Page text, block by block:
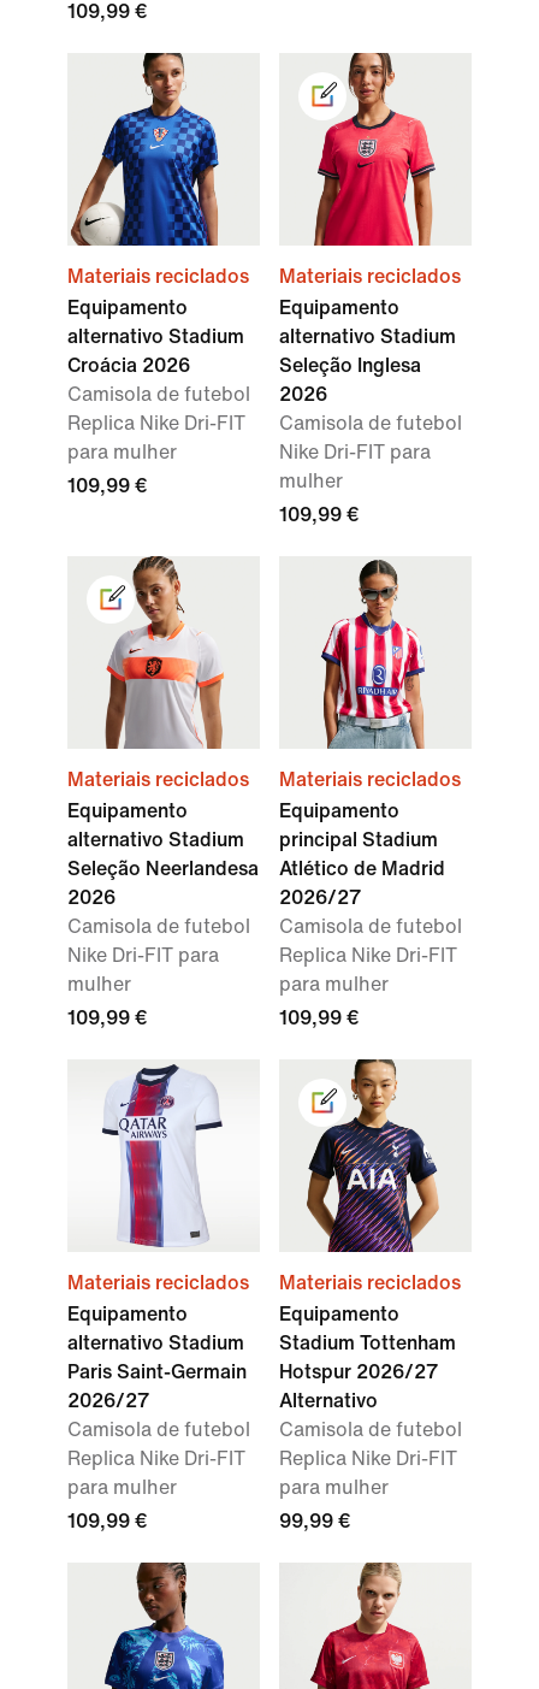
109,99 €
Materiais reciclados
Equipamento
alternativo Stadium
Croácia 2026
Camisola de futebol
Replica Nike Dri-FIT
para mulher
109,99 €
Materiais reciclados
Equipamento
alternativo Stadium
Seleção Inglesa
2026
Camisola de futebol
Nike Dri-FIT para
mulher
109,99 €
Materiais reciclados
Equipamento
alternativo Stadium
Seleção Neerlandesa
2026
Camisola de futebol
Nike Dri-FIT para
mulher
109,99 €
Materiais reciclados
Equipamento
principal Stadium
Atlético de Madrid
2026/27
Camisola de futebol
Replica Nike Dri-FIT
para mulher
109,99 €
Materiais reciclados
Equipamento
alternativo Stadium
Paris Saint-Germain
2026/27
Camisola de futebol
Replica Nike Dri-FIT
para mulher
109,99 €
Materiais reciclados
Equipamento
Stadium Tottenham
Hotspur 2026/27
Alternativo
Camisola de futebol
Replica Nike Dri-FIT
para mulher
99,99 €